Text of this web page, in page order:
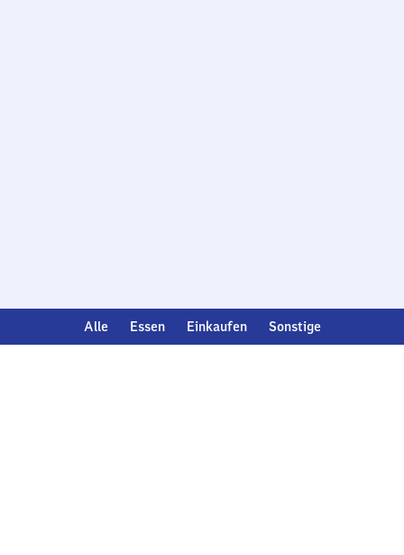
Alle Essen Einkaufen Sonstige